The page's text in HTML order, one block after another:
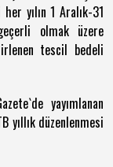
yılın 1 Aralık-31
olmak üzere
tescil bedeli
yayımlanan
yıllık düzenlenmesi